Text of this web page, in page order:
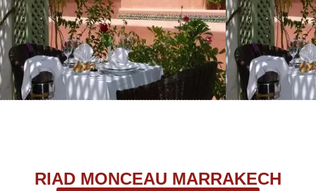
RIAD MONCEAU MARRAKECH